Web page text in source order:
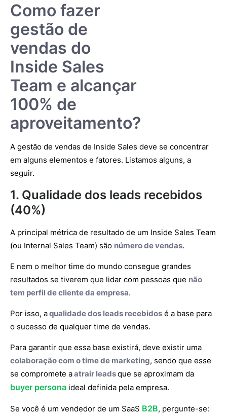
Como fazer
gestão de
vendas do
Inside Sales
Team e alcançar
100% de
aproveitamento?
A gestão de vendas de Inside Sales deve se concentrar
em alguns elementos e fatores. Listamos alguns, a
seguir.
1. Qualidade dos leads recebidos
(40%)
A principal métrica de resultado de um Inside Sales Team
(ou Internal Sales Team) são número de vendas.
E nem o melhor time do mundo consegue grandes
resultados se tiverem que lidar com pessoas que não
tem perfil de cliente da empresa.
Por isso, aqualidade dos leads recebidos é a base para
o sucesso de qualquer time de vendas.
Para garantir que essa base existirá, deve existir uma
colaboração com o time de marketing, sendo que esse
se compromete aatrair leadsque se aproximam da
buyer persona ideal definida pela empresa.
Se você é um vendedor de um SaaS B2B, pergunte-se: